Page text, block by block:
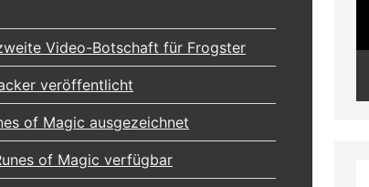
Video-Botschaft für Frogster
veröffentlicht
of Magic ausgezeichnet
of Magic verfügbar